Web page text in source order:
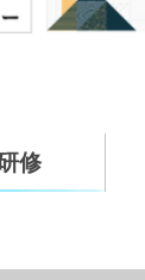
修